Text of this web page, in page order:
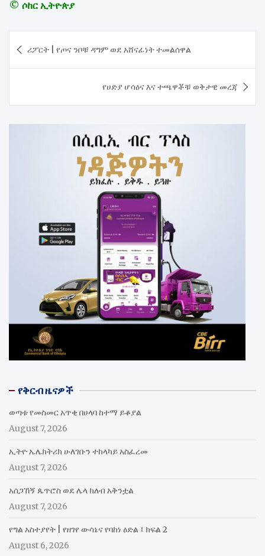
© ሶከር ኢትዮጵያ
navigation
ሪፖርት | የጦና ንቦቹ ዳግም ወደ አሸናፊነት ተመልሰዋል
የሀድያ ሆሳዕና እና ተጫዋቾቹ ወቅታዊ መረጃ
የቅርብ ዜናዎች
ወጣቱ የመስመር አጥቂ በሀላባ ከተማ ይቆያል
August 7, 2026
ኢትዮ ኤሌክትሪክ ሁለገቡን ተከላካይ አስፈረመ
August 7, 2026
አሰጋኸኝ ጴጥሮስ ወደ ሌላ ክለብ አቅንቷል
August 7, 2026
የግል አስተያየት | የዘገየ ውሳኔና የባከነ ዕድል ፤ ክፍል 2
August 6, 2026